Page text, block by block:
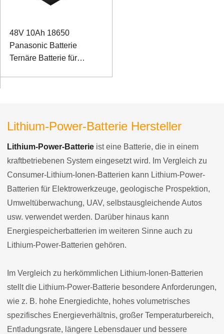
48V 10Ah 18650
Panasonic Batterie
Ternäre Batterie für
Lithium-Power-Batterie Hersteller
Lithium-Power-Batterie ist eine Batterie, die in einem
kraftbetriebenen System eingesetzt wird. Im Vergleich zu
Consumer-Lithium-Ionen-Batterien kann Lithium-Power-
Batterien für Elektrowerkzeuge, geologische Prospektion,
Umweltüberwachung, UAV, selbstausgleichende Autos
usw. verwendet werden. Darüber hinaus kann
Energiespeicherbatterien im weiteren Sinne auch zu
Lithium-Power-Batterien gehören.
Im Vergleich zu herkömmlichen Lithium-Ionen-Batterien
stellt die Lithium-Power-Batterie besondere Anforderungen,
wie z. B. hohe Energiedichte, hohes volumetrisches
spezifisches Energieverhältnis, großer Temperaturbereich,
Entladungsrate, längere Lebensdauer und bessere